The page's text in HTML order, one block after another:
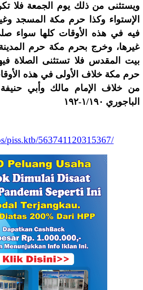
ويستثنى من ذلك يوم الجمعة فلا
الإستواء وكذا حرم مكة المسجد
فيه في هذه الأوقات كلها سواء
غيرها، وخرج بحرم مكة حرم
بيت المقدس فلا تستثنى الصلاة
حرم مكة خلاف الأولى في هذه
من خلاف الإمام مالك وأبي
الباجوري ١/١٩٠-١٩٢
piss.ktb/563741120315367/